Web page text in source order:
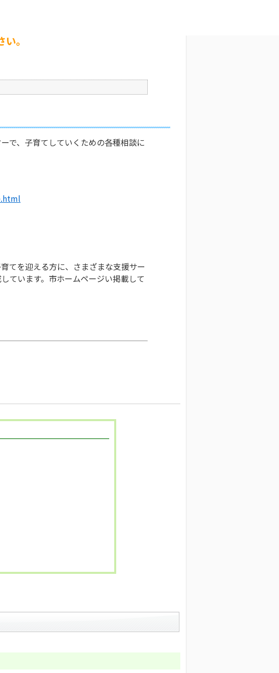
。
で、子育てしていくための各種相談に
てを迎える方に、さまざまな支援サー
ています。市ホームページい掲載して